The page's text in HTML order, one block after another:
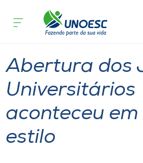
Cursos
Pesquisa
Atendimento ao Estudante
Portal de Ensino
acontece
Abertura dos
Universitários
aconteceu
estilo